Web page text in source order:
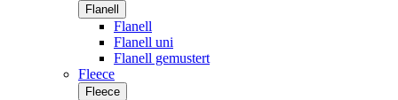
Flanell
Flanell
Flanell uni
Flanell gemustert
Fleece
Fleece